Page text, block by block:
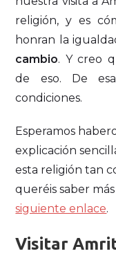
religión, y es
honran la
cambio. Y creo
de eso. De
condiciones.
Esperamos
explicación
esta religión tan
queréis saber
siguiente enlace.
Visitar